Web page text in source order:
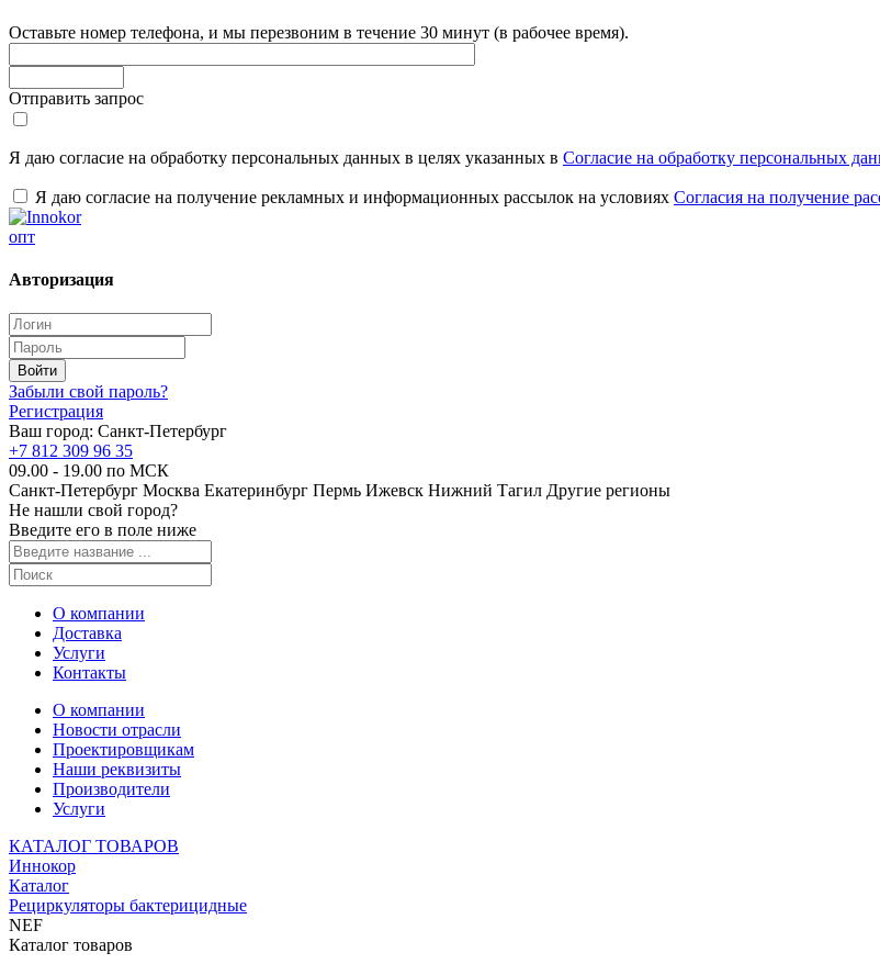
Оставьте номер телефона, и мы перезвоним в течение 30 минут (в рабочее время).
Отправить запрос
Я даю согласие на обработку персональных данных в целях указанных в Согласие на обработку персональных
Я даю согласие на получение рекламных и информационных рассылок на условиях Согласия на получение
опт
Авторизация
Забыли свой пароль?
Регистрация
Ваш город: Санкт-Петербург
+7 812 309 96 35
09.00 - 19.00 по МСК
Санкт-Петербург Москва Екатеринбург Пермь Ижевск Нижний Тагил Другие регионы
Не нашли свой город?
Введите его в поле ниже
О компании
Доставка
Услуги
Контакты
О компании
Новости отрасли
Проектировщикам
Наши реквизиты
Производители
Услуги
КАТАЛОГ ТОВАРОВ
Иннокор
Каталог
Рециркуляторы бактерицидные
NEF
Каталог товаров